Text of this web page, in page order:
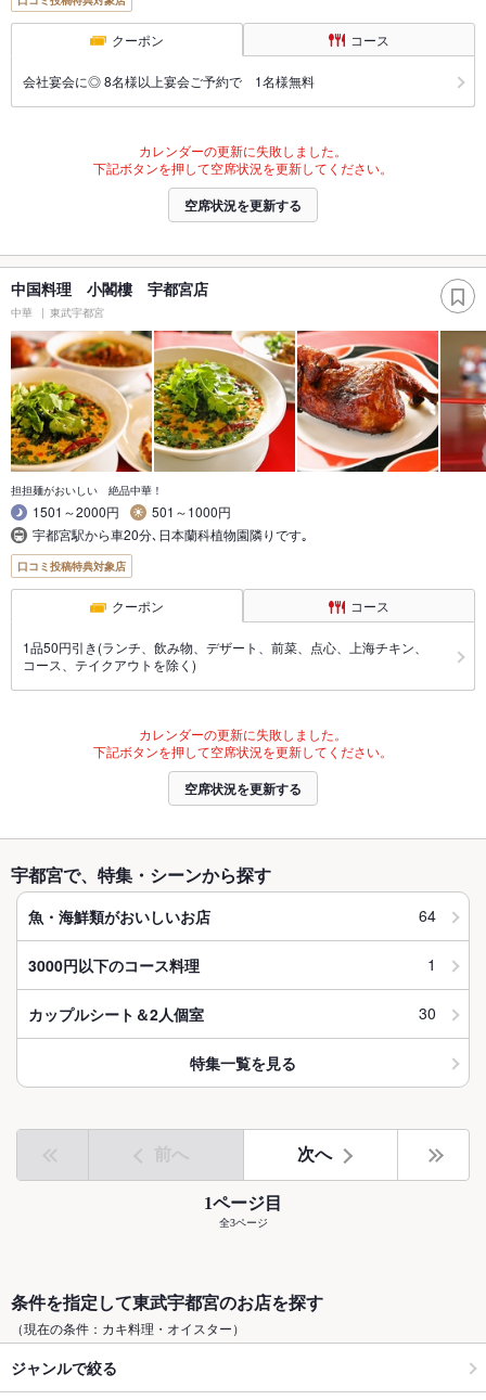
クーポン コース
会社宴会に◎ 8名様以上宴会ご予約で 1名様無料
カレンダーの更新に失敗しました。
下記ボタンを押して空席状況を更新してください。
空席状況を更新する
中国料理 小閣樓 宇都宮店
中華 東武宇都宮
担担麺がおいしい 絶品中華！
1501～2000円
501～1000円
宇都宮駅から車20分､日本蘭科植物園隣りです｡
口コミ投稿特典対象店
クーポン コース
1品50円引き(ランチ、飲み物、デザート、前菜、点心、上海チキン、
コース、テイクアウトを除く)
カレンダーの更新に失敗しました。
下記ボタンを押して空席状況を更新してください。
空席状況を更新する
宇都宮で、特集・シーンから探す
魚・海鮮類がおいしいお店 64
3000円以下のコース料理 1
カップルシート＆2人個室 30
特集一覧を見る
前へ 次へ
1ページ目
全3ページ
条件を指定して東武宇都宮のお店を探す
（現在の条件：カキ料理・オイスター）
ジャンルで絞る